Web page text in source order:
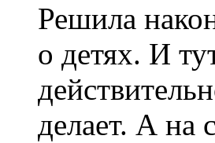
Решила
о детях. И
делает. А на